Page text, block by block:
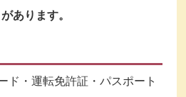
あります。
ド・運転免許証・パスポート